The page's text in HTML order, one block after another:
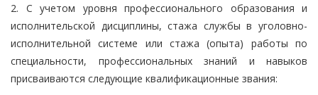
2. С учетом уровня профессионального образования и
исполнительской дисциплины, стажа службы в уголовно-
исполнительной системе или стажа (опыта) работы по
специальности, профессиональных знаний и навыков
присваиваются следующие квалификационные звания: